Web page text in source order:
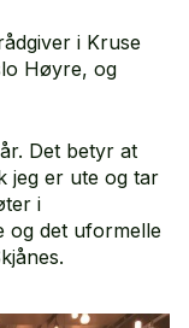
i Kruse
Høyre, og
Det betyr at
jeg er ute og tar
i
og det uformelle